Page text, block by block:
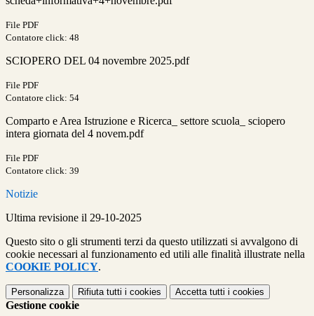
File PDF
Contatore click: 48
SCIOPERO DEL 04 novembre 2025.pdf
File PDF
Contatore click: 54
Comparto e Area Istruzione e Ricerca_ settore scuola_ sciopero
intera giornata del 4 novem.pdf
File PDF
Contatore click: 39
Notizie
Ultima revisione il 29-10-2025
Questo sito o gli strumenti terzi da questo utilizzati si avvalgono di
cookie necessari al funzionamento ed utili alle finalità illustrate nella
COOKIE POLICY.
Personalizza Rifiuta tutti i cookies Accetta tutti i cookies
Gestione cookie